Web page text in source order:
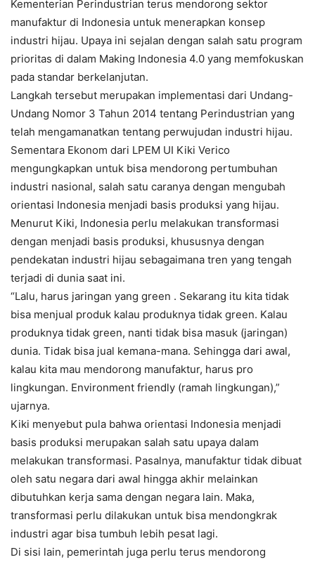
Kementerian Perindustrian terus mendorong sektor
manufaktur di Indonesia untuk menerapkan konsep
industri hijau. Upaya ini sejalan dengan salah satu program
prioritas di dalam Making Indonesia 4.0 yang memfokuskan
pada standar berkelanjutan.
Langkah tersebut merupakan implementasi dari Undang-
Undang Nomor 3 Tahun 2014 tentang Perindustrian yang
telah mengamanatkan tentang perwujudan industri hijau.
Sementara Ekonom dari LPEM UI Kiki Verico
mengungkapkan untuk bisa mendorong pertumbuhan
industri nasional, salah satu caranya dengan mengubah
orientasi Indonesia menjadi basis produksi yang hijau.
Menurut Kiki, Indonesia perlu melakukan transformasi
dengan menjadi basis produksi, khususnya dengan
pendekatan industri hijau sebagaimana tren yang tengah
terjadi di dunia saat ini.
“Lalu, harus jaringan yang green . Sekarang itu kita tidak
bisa menjual produk kalau produknya tidak green. Kalau
produknya tidak green, nanti tidak bisa masuk (jaringan)
dunia. Tidak bisa jual kemana-mana. Sehingga dari awal,
kalau kita mau mendorong manufaktur, harus pro
lingkungan. Environment friendly (ramah lingkungan),”
ujarnya.
Kiki menyebut pula bahwa orientasi Indonesia menjadi
basis produksi merupakan salah satu upaya dalam
melakukan transformasi. Pasalnya, manufaktur tidak dibuat
oleh satu negara dari awal hingga akhir melainkan
dibutuhkan kerja sama dengan negara lain. Maka,
transformasi perlu dilakukan untuk bisa mendongkrak
industri agar bisa tumbuh lebih pesat lagi.
Di sisi lain, pemerintah juga perlu terus mendorong